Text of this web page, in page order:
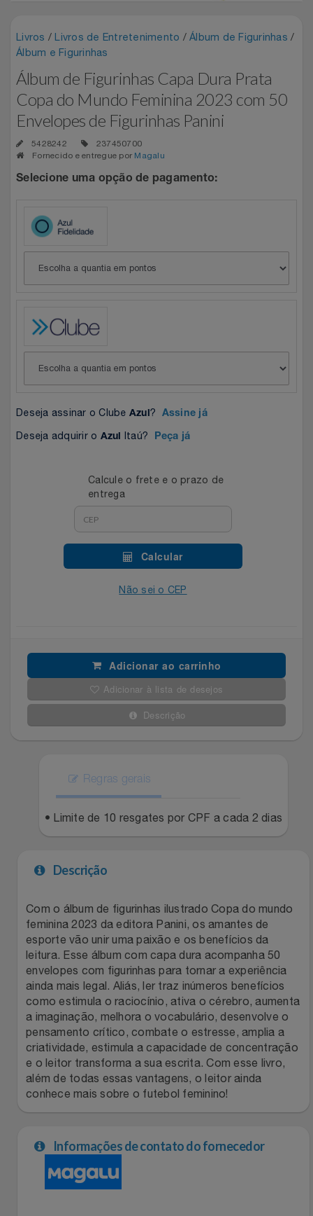
PAIS 60% OFF CASAS BAHIA
SEU PAI MERECE TUDO NOVO
Automotivo
Aviação
Bebê
Brinquedos
Calçados
Câmeras E Drones
Cartão Presente
Casa
Celulares E Smartphone
Doações
Eletroportáteis
Filmes
Jardim
Malas E Mochilas
Mercado
Móveis
Natal
Notebooks E Tablet
Óculos
Papelaria
Blackedecker
Bosch
Buettner
Camicado Houseware
Carolina Herrera
Casa Flora
Casas Bahia
Colcci
Easylive
Fortaleza
Lity
Loccitane Au Bresil
Loccitane En Provence
Meu Resgate Favorito
Mondial
Mormaii
Multi
Natura
Netshoes
Oster
Perfumes & Cosméticos
Ponto Frio
Airport Park
Assist Card
Bo.bô
Camicado
Casas Bahia
Dudalina
Easylive Entretenimento
Easylive Vouchers
Estoque
Insider
Netshoes
Pet Love Saúde
Ponto Frio
Portal Das Malas
Renner
Sams Club
Topstore
CINEMA
Sala VIP
Shows
Favoritos
Carrinho De Compras
Meus Pedidos
Lista De Chamados
Perguntas Frequentes
Livros /Livros de Entretenimento / Álbum de Figurinhas /
Álbum e Figurinhas
Álbum de Figurinhas Capa Dura Prata
Copa do Mundo Feminina 2023 com 50
Envelopes de Figurinhas Panini
5428242
237450700
Fornecido e entregue por Magalu
Selecione uma opção de pagamento:
Deseja assinar o Clube Azul ? Assine já
Deseja adquirir o Azul Itaú? Peça já
Calcule o frete e o prazo de
entrega
Calcular
Não sei o CEP
Adicionar ao carrinho
Adicionar à lista de desejos
Descrição
Regras gerais
• Limite de 10 resgates por CPF a cada 2 dias
Descrição
Com o álbum de figurinhas ilustrado Copa do mundo
feminina 2023 da editora Panini, os amantes de
esporte vão unir uma paixão e os benefícios da
leitura. Esse álbum com capa dura acompanha 50
envelopes com figurinhas para tornar a experiência
ainda mais legal. Aliás, ler traz inúmeros benefícios
como estimula o raciocínio, ativa o cérebro, aumenta
a imaginação, melhora o vocabulário, desenvolve o
pensamento crítico, combate o estresse, amplia a
criatividade, estimula a capacidade de concentração
e o leitor transforma a sua escrita. Com esse livro,
além de todas essas vantagens, o leitor ainda
conhece mais sobre o futebol feminino!
Informações de contato do fornecedor